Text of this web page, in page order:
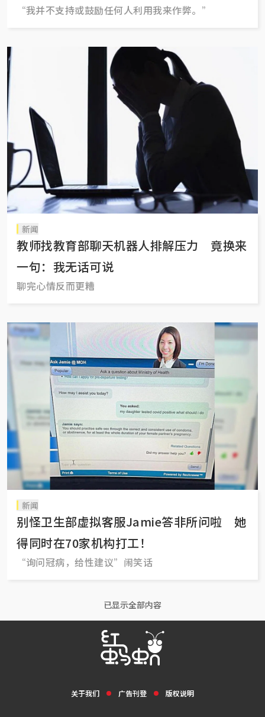
“我并不支持或鼓励任何人利用我来作弊。”
新闻
教师找教育部聊天机器人排解压力 竟换来
一句：我无话可说
聊完心情反而更糟
新闻
别怪卫生部虚拟客服Jamie答非所问啦 她
得同时在70家机构打工！
“询问冠病，给性建议”闹笑话
已显示全部内容
关于我们 广告刊登 版权说明